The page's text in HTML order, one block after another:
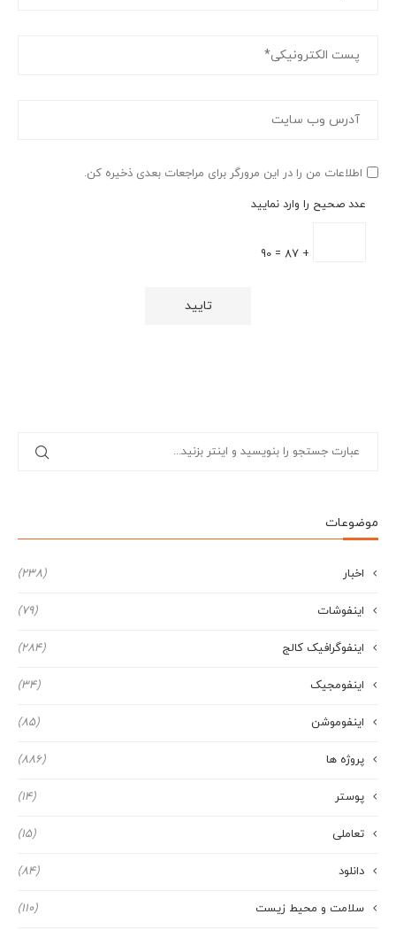
اطلاعات من را در این مرورگر برای مراجعات بعدی ذخیره کن.
عدد صحیح را وارد نمایید
+ 87 = 90
موضوعات
اخبار (238)
اینفوشات (79)
اینفوگرافیک کالج (284)
اینفومجیک (34)
اینفوموشن (85)
پروژه ها (886)
پوستر (14)
تعاملی (15)
دانلود (84)
سلامت و محیط زیست (110)